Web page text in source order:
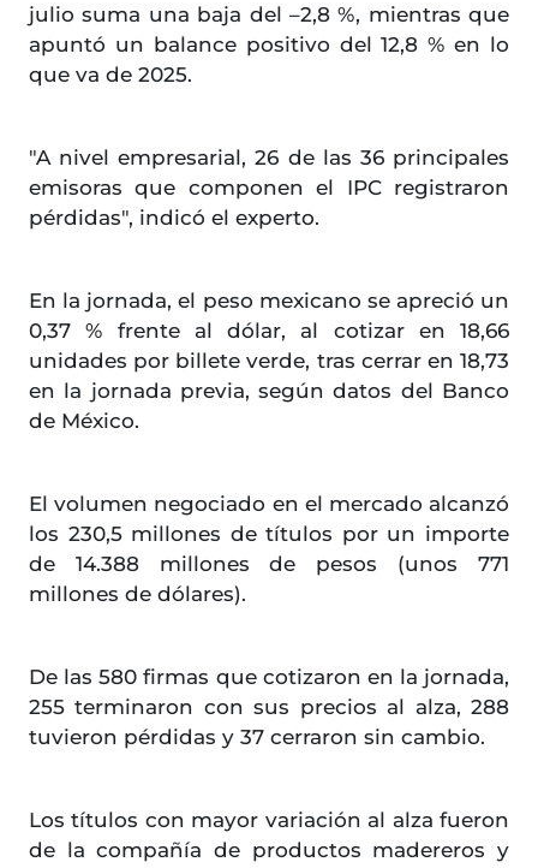
julio suma una baja del –2,8 %, mientras que
apuntó un balance positivo del 12,8 % en lo
que va de 2025.
"A nivel empresarial, 26 de las 36 principales
emisoras que componen el IPC registraron
pérdidas", indicó el experto.
En la jornada, el peso mexicano se apreció un
0,37 % frente al dólar, al cotizar en 18,66
unidades por billete verde, tras cerrar en 18,73
en la jornada previa, según datos del Banco
de México.
El volumen negociado en el mercado alcanzó
los 230,5 millones de títulos por un importe
de 14.388 millones de pesos (unos 771
millones de dólares).
De las 580 firmas que cotizaron en la jornada,
255 terminaron con sus precios al alza, 288
tuvieron pérdidas y 37 cerraron sin cambio.
Los títulos con mayor variación al alza fueron
de la compañía de productos madereros y